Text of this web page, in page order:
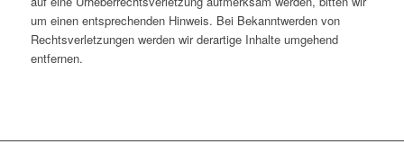
um einen entsprechenden Hinweis. Bei Bekanntwerden von
Rechtsverletzungen werden wir derartige Inhalte umgehend
entfernen.